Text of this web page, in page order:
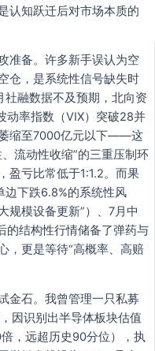
认知跃迁后对市场本质的
准备。许多新手误认为空
仓，是系统性信号缺失时
融数据不及预期，北向资
动率指数（VIX）突破28并
缩至7000亿元以下——这
流动性收缩”的三重压制环
盈亏比常低于1:1.2。而果
边下跌6.8%的系统性风
规模设备更新”）、7月中
的结构性行情储备了弹药与
，更是等待“高概率、高赔
金石。我曾管理一只私募
因识别出半导体板块估值
，远超历史90分位），执